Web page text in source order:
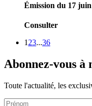
Émission du 17
Consulter
1 23...36
Abonnez-vous
Toute l'actualité, les